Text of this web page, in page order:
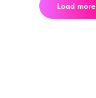
Load more